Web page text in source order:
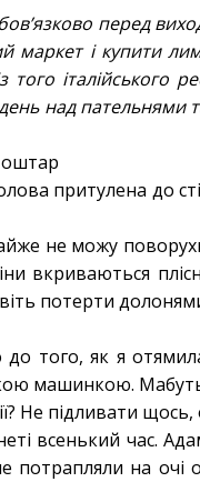
перед
маркет і купити
італійського
над пательнями
притулена до
не можу
вкриваються
потерти
того, як я
машинкою.
Не підливати
всенький час.
потрапляли на